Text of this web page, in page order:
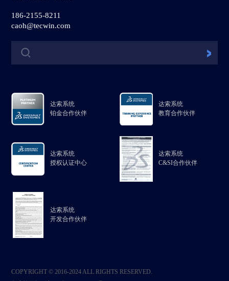
186-2155-8211
caoh@tecwin.com
达索系统
铂金合作伙伴
达索系统
教育合作伙伴
达索系统
授权认证中心
达索系统
C&SI合作伙伴
达索系统
开发合作伙伴
COPYRIGHT © 2016-2024 ALL RIGHTS RESERVED.